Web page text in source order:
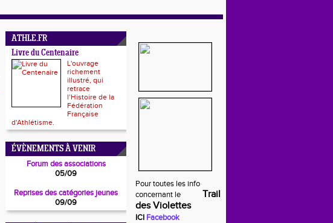
ATHLE.FR
Livre du Centenaire
L'ouvrage
richement
illustré, qui
retrace
l’Histoire de la
Fédération
Française
d'Athlétisme.
ÉVÈNEMENTS À VENIR
Forum des associations
05/09
Reprises des catégories jeunes
09/09
Pour toutes les info
concernant le Trail
des Violettes
ICI Facebook